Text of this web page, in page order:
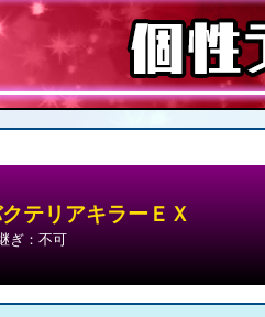
テリアキラーＥＸ
ぎ：不可